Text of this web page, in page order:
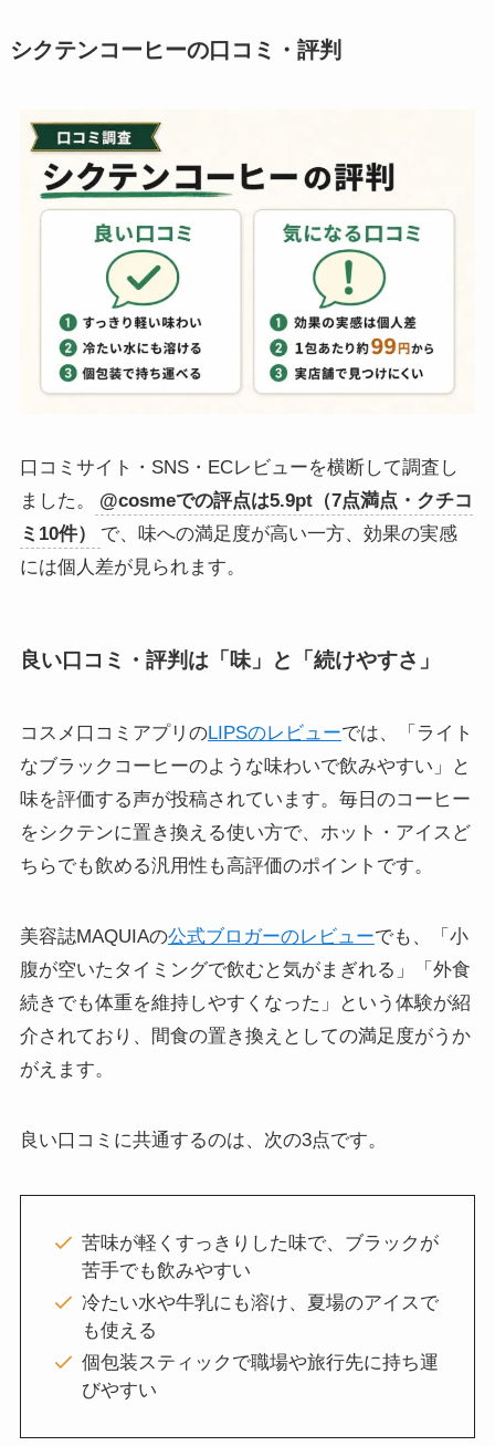
シクテンコーヒーの口コミ・評判
口コミサイト・SNS・ECレビューを横断して調査し
ました。
@cosmeでの評点は5.9pt（7点満点・クチコ
ミ10件）
で、味への満足度が高い一方、効果の実感
には個人差が見られます。
良い口コミ・評判は「味」と「続けやすさ」
コスメ口コミアプリのLIPSのレビューでは、「ライト
なブラックコーヒーのような味わいで飲みやすい」と
味を評価する声が投稿されています。毎日のコーヒー
をシクテンに置き換える使い方で、ホット・アイスど
ちらでも飲める汎用性も高評価のポイントです。
美容誌MAQUIAの公式ブロガーのレビューでも、「小
腹が空いたタイミングで飲むと気がまぎれる」「外食
続きでも体重を維持しやすくなった」という体験が紹
介されており、間食の置き換えとしての満足度がうか
がえます。
良い口コミに共通するのは、次の3点です。
苦味が軽くすっきりした味で、ブラックが
苦手でも飲みやすい
冷たい水や牛乳にも溶け、夏場のアイスで
も使える
個包装スティックで職場や旅行先に持ち運
びやすい